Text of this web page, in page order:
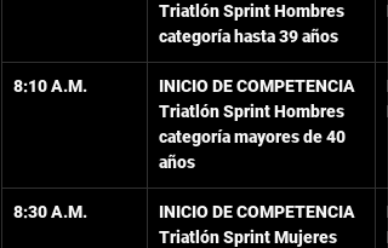
Triatlón Sprint Hombres
categoría hasta 39 años
8:10 A.M.
INICIO DE COMPETENCIA
Triatlón Sprint Hombres
categoría mayores de 40
años
8:30 A.M.
INICIO DE COMPETENCIA
Triatlón Sprint Mujeres